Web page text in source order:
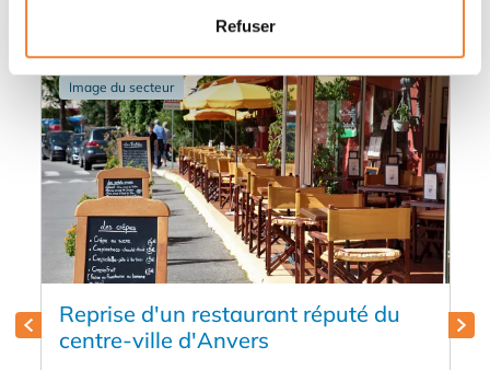
Refuser
Image du secteur
Reprise d'un restaurant réputé du
centre-ville d'Anvers